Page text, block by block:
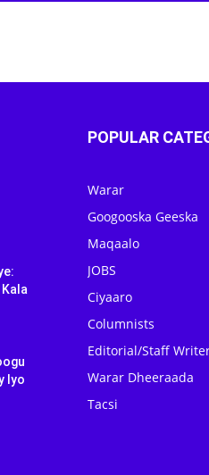
Iyo
POPULAR
Warar
Googooska Geeska
Maqaalo
JOBS
Ciyaaro
Columnists
Editorial/Staff
Warar Dheeraada
Tacsi